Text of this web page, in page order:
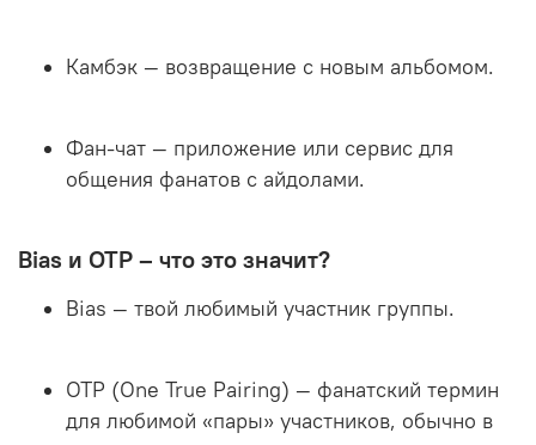
Камбэк — возвращение с новым альбомом.
Фан-чат — приложение или сервис для
общения фанатов с айдолами.
Bias и OTP – что это значит?
Bias — твой любимый участник группы.
OTP (One True Pairing) — фанатский термин
для любимой «пары» участников, обычно в